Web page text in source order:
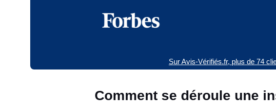
Sur Avis-Vérifiés.fr, plus de 74
Comment se déroule une